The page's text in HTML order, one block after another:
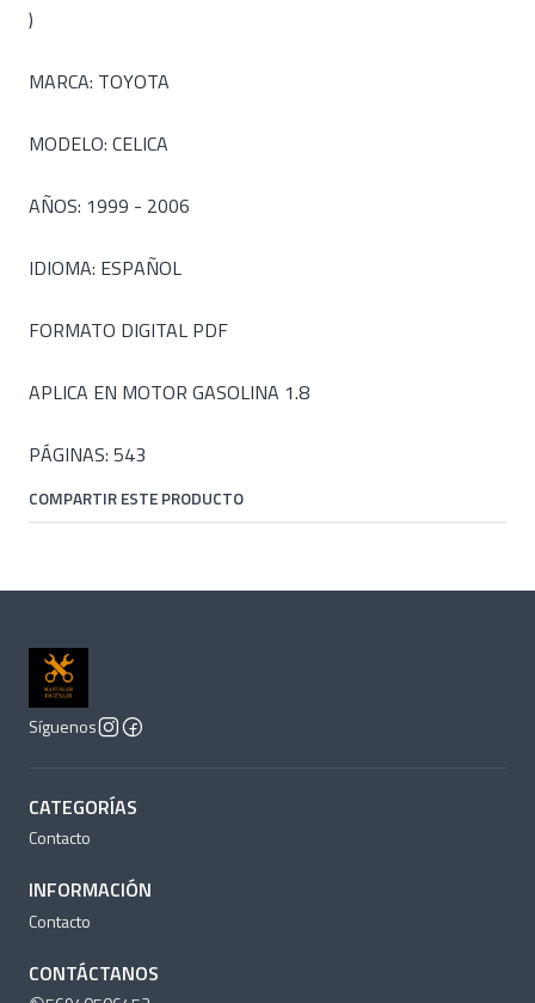
)
MARCA: TOYOTA
MODELO: CELICA
AÑOS: 1999 - 2006
IDIOMA: ESPAÑOL
FORMATO DIGITAL PDF
APLICA EN MOTOR GASOLINA 1.8
PÁGINAS: 543
COMPARTIR ESTE PRODUCTO
Síguenos
CATEGORÍAS
Contacto
INFORMACIÓN
Contacto
CONTÁCTANOS